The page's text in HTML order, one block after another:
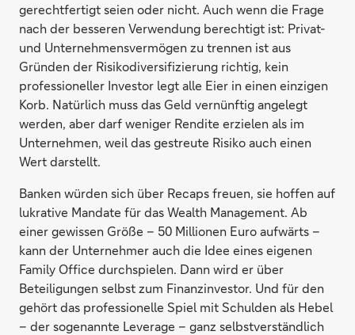
gerechtfertigt seien oder nicht. Auch wenn die Frage
nach der besseren Verwendung berechtigt ist: Privat-
und Unternehmensvermögen zu trennen ist aus
Gründen der Risikodiversifizierung richtig, kein
professioneller Investor legt alle Eier in einen einzigen
Korb. Natürlich muss das Geld vernünftig angelegt
werden, aber darf weniger Rendite erzielen als im
Unternehmen, weil das gestreute Risiko auch einen
Wert darstellt.
Banken würden sich über Recaps freuen, sie hoffen auf
lukrative Mandate für das Wealth Management. Ab
einer gewissen Größe – 50 Millionen Euro aufwärts –
kann der Unternehmer auch die Idee eines eigenen
Family Office durchspielen. Dann wird er über
Beteiligungen selbst zum Finanzinvestor. Und für den
gehört das professionelle Spiel mit Schulden als Hebel
– der sogenannte Leverage – ganz selbstverständlich